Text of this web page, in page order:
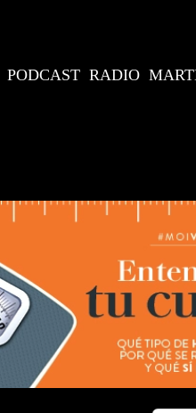
PODCAST RADIO